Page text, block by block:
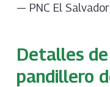
— PNC El Salvador
Detalles
pandillero